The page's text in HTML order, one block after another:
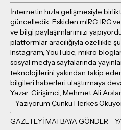
İnternetin hızla gelişmesiyle
güncelledik. Eskiden mIRC, IRC
ve bilgi paylaşımlarımızı
platformlar aracılığıyla özellikle
Instagram, YouTube, mikro
sosyal medya sayfalarında
teknolojilerini yakından takip
bilgileri haberleri ulaştırmaya
Yazar, Girişimci, Mehmet Ali
- Yazıyorum Çünkü Herkes